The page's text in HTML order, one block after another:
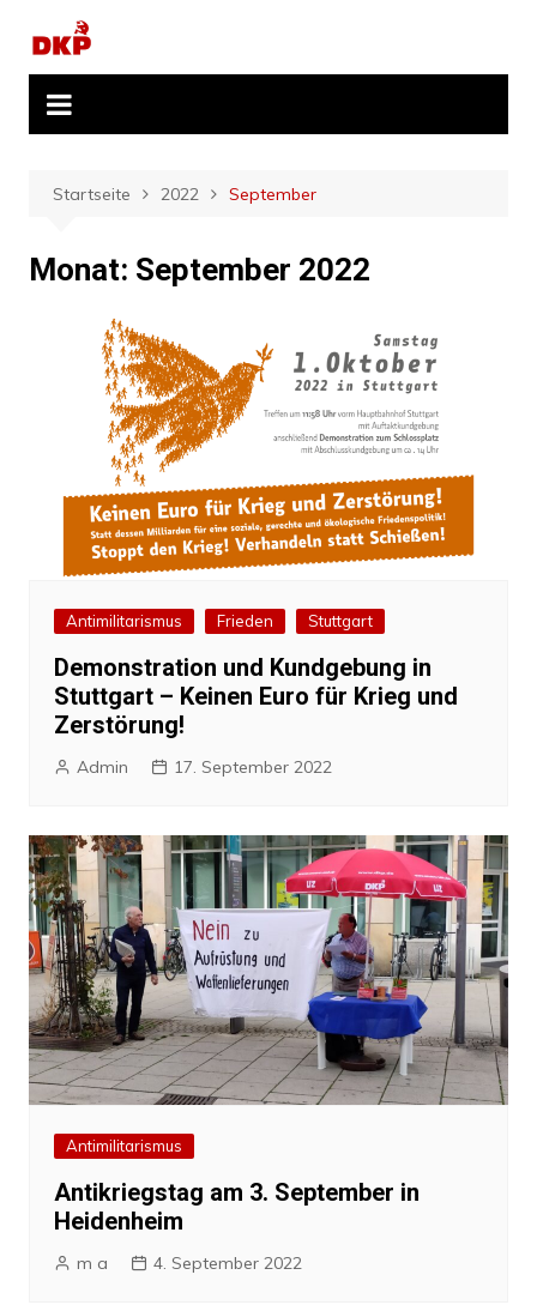
Inhalt
springen
Startseite 2022 September
Monat: September 2022
Antimilitarismus Frieden Stuttgart
Demonstration und Kundgebung in
Stuttgart – Keinen Euro für Krieg und
Zerstörung!
Admin 17. September 2022
Antimilitarismus
Antikriegstag am 3. September in
Heidenheim
m a 4. September 2022